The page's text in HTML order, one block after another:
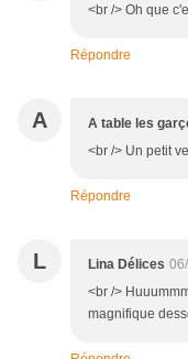
<br /> Oh que
Répondre
A A table les
<br /> Un petit
Répondre
L Lina Délices
<br />
magnifique